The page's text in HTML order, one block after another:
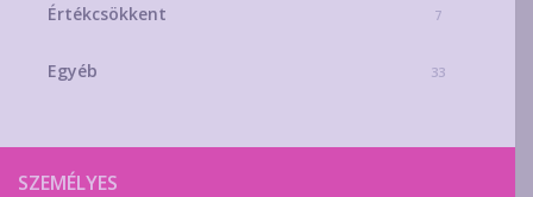
Értékcsökkent 7
Egyéb 33
SZEMÉLYES